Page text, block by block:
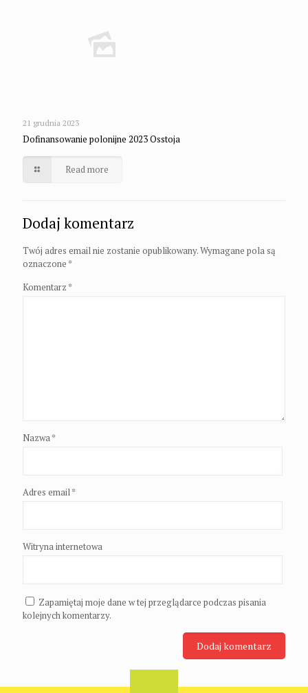
21 grudnia 2023
Dofinansowanie polonijne 2023 Osstoja
Read more
Dodaj komentarz
Twój adres email nie zostanie opublikowany.Wymagane pola są
oznaczone *
Komentarz *
Nazwa*
Adres email*
Witryna internetowa
Zapamiętaj moje dane w tej przeglądarce podczas pisania
kolejnych komentarzy.